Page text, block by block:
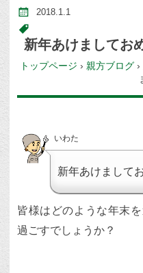
2018.1.1
新年あけましてお
トップページ › 親方ブログ ›
いわた
新年あけまして
皆様はどのような年末
過ごすでしょうか？